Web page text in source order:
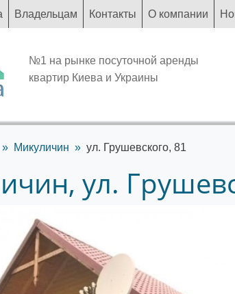
Владельцам Контакты О компании
№1 на рынке посуточной аренды
квартир Киева и Украины
Микуличин ул. Грушевского, 81
ул.